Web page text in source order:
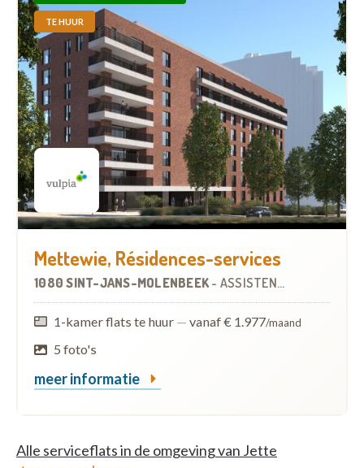
TE HUUR
Mettewie, Résidences-services
1080 SINT-JANS-MOLENBEEK - ASSISTENTIEWONINGEN
1-kamer flats te huur — vanaf € 1.977/maand
5 foto's
meer informatie
Alle serviceflats in de omgeving van Jette